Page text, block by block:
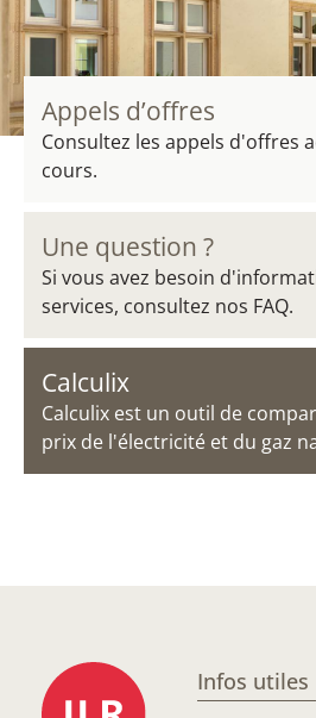
Appels d’offres
Consultez les appels d'offres
cours.
Une question ?
Si vous avez besoin
services, consultez nos FAQ.
Calculix
Calculix est un outil de
prix de l'électricité et du gaz
Infos utiles